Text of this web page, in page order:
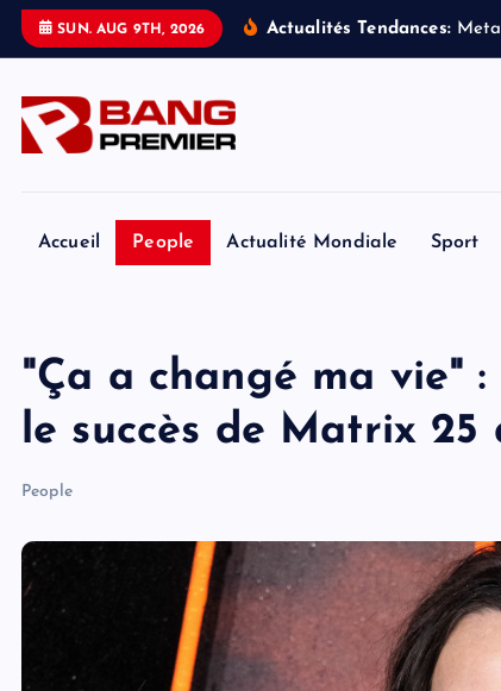
SUN. AUG 9TH, 2026 Actualités Tendances: Meta
Accueil People Actualité Mondiale Sport
"Ça a changé ma vie"
le succès de Matrix 25
People